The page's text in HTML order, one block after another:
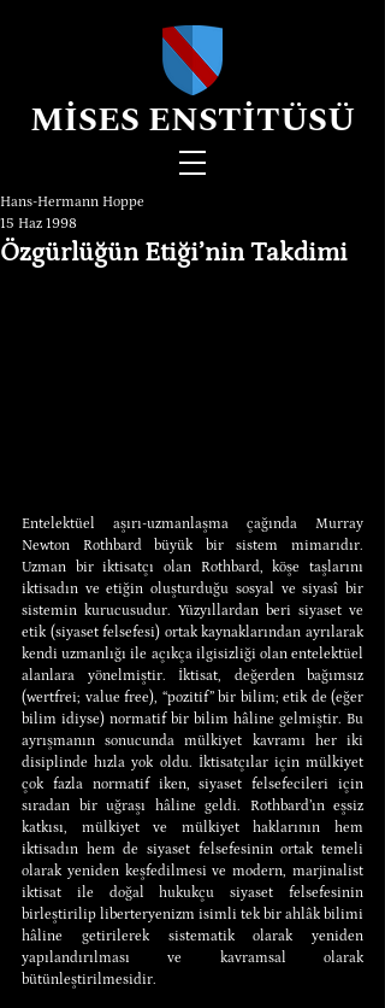
MİSES ENSTİTÜSÜ
Özgürlüğün Etiği’nin Takdimi
Hans-Hermann Hoppe
15 Haz 1998
Entelektüel aşırı-uzmanlaşma çağında Murray
Newton Rothbard büyük bir sistem mimarıdır.
Uzman bir iktisatçı olan Rothbard, köşe taşlarını
iktisadın ve etiğin oluşturduğu sosyal ve siyasî bir
sistemin kurucusudur. Yüzyıllardan beri siyaset ve
etik (siyaset felsefesi) ortak kaynaklarından ayrılarak
kendi uzmanlığı ile açıkça ilgisizliği olan entelektüel
alanlara yönelmiştir. İktisat, değerden bağımsız
(wertfrei; value free), “pozitif” bir bilim; etik de (eğer
bilim idiyse) normatif bir bilim hâline gelmiştir. Bu
ayrışmanın sonucunda mülkiyet kavramı her iki
disiplinde hızla yok oldu. İktisatçılar için mülkiyet
çok fazla normatif iken, siyaset felsefecileri için
sıradan bir uğraşı hâline geldi. Rothbard’ın eşsiz
katkısı, mülkiyet ve mülkiyet haklarının hem
iktisadın hem de siyaset felsefesinin ortak temeli
olarak yeniden keşfedilmesi ve modern, marjinalist
iktisat ile doğal hukukçu siyaset felsefesinin
birleştirilip liberteryenizm isimli tek bir ahlâk bilimi
hâline getirilerek sistematik olarak yeniden
yapılandırılması ve kavramsal olarak
bütünleştirilmesidir.